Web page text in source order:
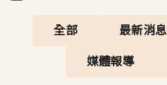
全部 最新消息
媒體報導